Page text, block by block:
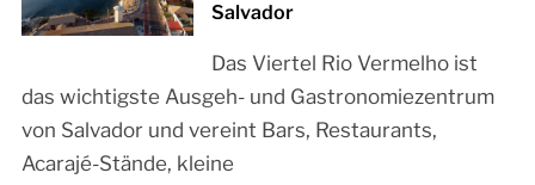
Salvador
Das Viertel Rio Vermelho ist
das wichtigste Ausgeh- und Gastronomiezentrum
von Salvador und vereint Bars, Restaurants,
Acarajé-Stände, kleine